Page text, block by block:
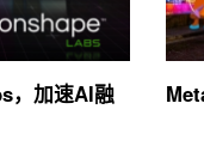
，加速AI融